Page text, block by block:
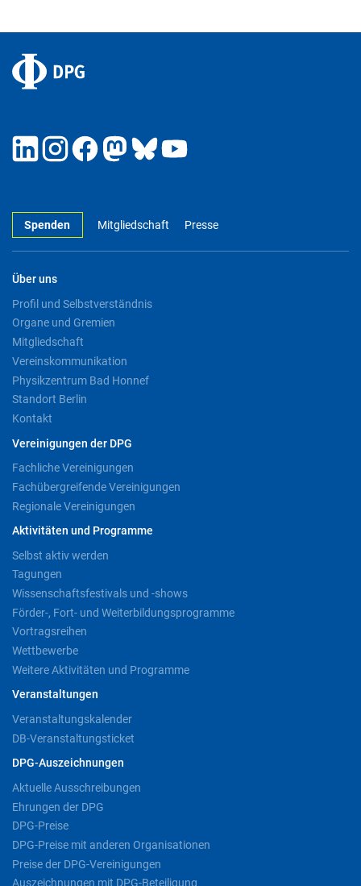
Spenden Mitgliedschaft Presse
Über uns
Profil und Selbstverständnis
Organe und Gremien
Mitgliedschaft
Vereinskommunikation
Physikzentrum Bad Honnef
Standort Berlin
Kontakt
Vereinigungen der DPG
Fachliche Vereinigungen
Fachübergreifende Vereinigungen
Regionale Vereinigungen
Aktivitäten und Programme
Selbst aktiv werden
Tagungen
Wissenschaftsfestivals und -shows
Förder-, Fort- und Weiterbildungsprogramme
Vortragsreihen
Wettbewerbe
Weitere Aktivitäten und Programme
Veranstaltungen
Veranstaltungskalender
DB-Veranstaltungsticket
DPG-Auszeichnungen
Aktuelle Ausschreibungen
Ehrungen der DPG
DPG-Preise
DPG-Preise mit anderen Organisationen
Preise der DPG-Vereinigungen
Auszeichnungen mit DPG-Beteiligung